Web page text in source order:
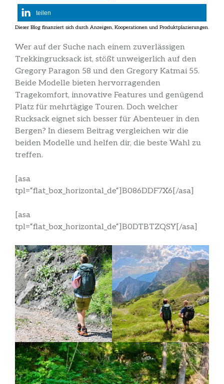
teilen
Wer auf der Suche nach einem zuverlässigen
Trekkingrucksack ist, stößt unweigerlich auf den
Gregory Paragon 58 und den Gregory Katmai 55.
Beide Modelle bieten hervorragenden
Tragekomfort, innovative Features und genügend
Platz für mehrtägige Touren. Doch welcher
Rucksack eignet sich besser für Abenteuer in den
Bergen? In diesem Beitrag vergleichen wir die
beiden Modelle und helfen dir, die beste Wahl zu
treffen.
[asa
tpl=“flat_box_horizontal_de“]B086DDF7X6[/asa]
[asa
tpl=“flat_box_horizontal_de“]B0DTBTZQSY[/asa]